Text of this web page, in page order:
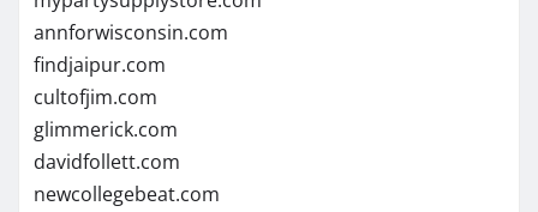
annforwisconsin.com
findjaipur.com
cultofjim.com
glimmerick.com
davidfollett.com
newcollegebeat.com